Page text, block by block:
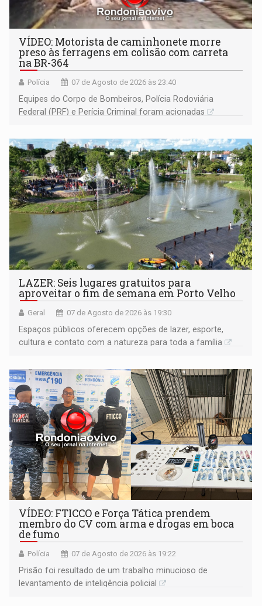
VÍDEO: Motorista de caminhonete morre
preso às ferragens em colisão com carreta
na BR-364
Polícia 07 de Agosto de 2026 às 23:40
Equipes do Corpo de Bombeiros, Polícia Rodoviária
Federal (PRF) e Perícia Criminal foram acionadas
LAZER: Seis lugares gratuitos para
aproveitar o fim de semana em Porto Velho
Geral 07 de Agosto de 2026 às 19:30
Espaços públicos oferecem opções de lazer, esporte,
cultura e contato com a natureza para toda a família
VÍDEO: FTICCO e Força Tática prendem
membro do CV com arma e drogas em boca
de fumo
Polícia 07 de Agosto de 2026 às 19:22
Prisão foi resultado de um trabalho minucioso de
levantamento de inteligência policial